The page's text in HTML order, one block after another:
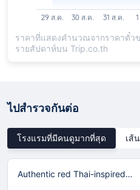
ราคาที่แสดงคำนวณจากราคาตั๋ว
รายสัปดาห์บน Trip.co.th
ไปสำรวจกันต่อ
โรงแรมที่มีคนดูมากที่สุด เส้
Authentic red Thai-inspired home in Laguna!